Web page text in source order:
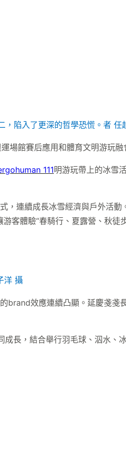
，陷入了更深的哲學恐慌。者 任
館賽后應用和體育文明游玩融
111明游玩帶上的冰雪
，連續成長冰雪經濟與戶外活動
客體驗“春騎行、夏露營、秋徒
洋 攝
效應連續凸顯。延慶戔戔
長，結合舉行羽毛球、泅水、